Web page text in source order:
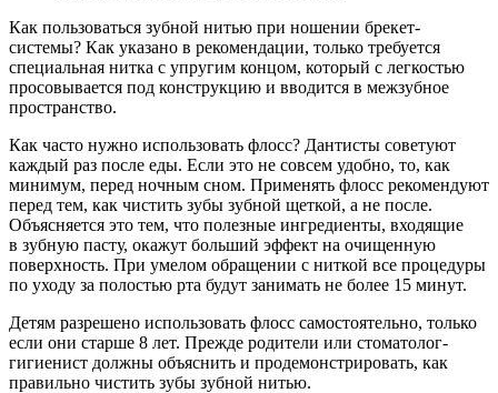
Как пользоваться зубной нитью при ношении брекет-
системы? Как указано в рекомендации, только требуется
специальная нитка с упругим концом, который с легкостью
просовывается под конструкцию и вводится в межзубное
пространство.
Как часто нужно использовать флосс? Дантисты советуют
каждый раз после еды. Если это не совсем удобно, то, как
минимум, перед ночным сном. Применять флосс рекомендуют
перед тем, как чистить зубы зубной щеткой, а не после.
Объясняется это тем, что полезные ингредиенты, входящие
в зубную пасту, окажут больший эффект на очищенную
поверхность. При умелом обращении с ниткой все процедуры
по уходу за полостью рта будут занимать не более 15 минут.
Детям разрешено использовать флосс самостоятельно, только
если они старше 8 лет. Прежде родители или стоматолог-
гигиенист должны объяснить и продемонстрировать, как
правильно чистить зубы зубной нитью.